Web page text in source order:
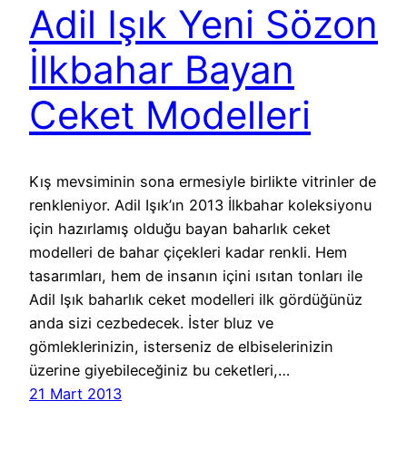
Adil Işık Yeni Sözon
İlkbahar Bayan
Ceket Modelleri
Kış mevsiminin sona ermesiyle birlikte vitrinler de
renkleniyor. Adil Işık’ın 2013 İlkbahar koleksiyonu
için hazırlamış olduğu bayan baharlık ceket
modelleri de bahar çiçekleri kadar renkli. Hem
tasarımları, hem de insanın içini ısıtan tonları ile
Adil Işık baharlık ceket modelleri ilk gördüğünüz
anda sizi cezbedecek. İster bluz ve
gömleklerinizin, isterseniz de elbiselerinizin
üzerine giyebileceğiniz bu ceketleri,…
21 Mart 2013